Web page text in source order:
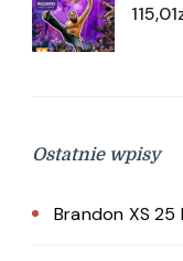
115,01
Ostatnie wpisy
Brandon XS